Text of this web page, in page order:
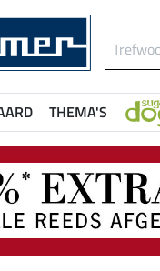
THEMA'S